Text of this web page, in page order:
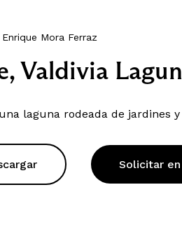
Mora Ferraz
Valdivia
laguna rodeada de jardines y
Solicitar